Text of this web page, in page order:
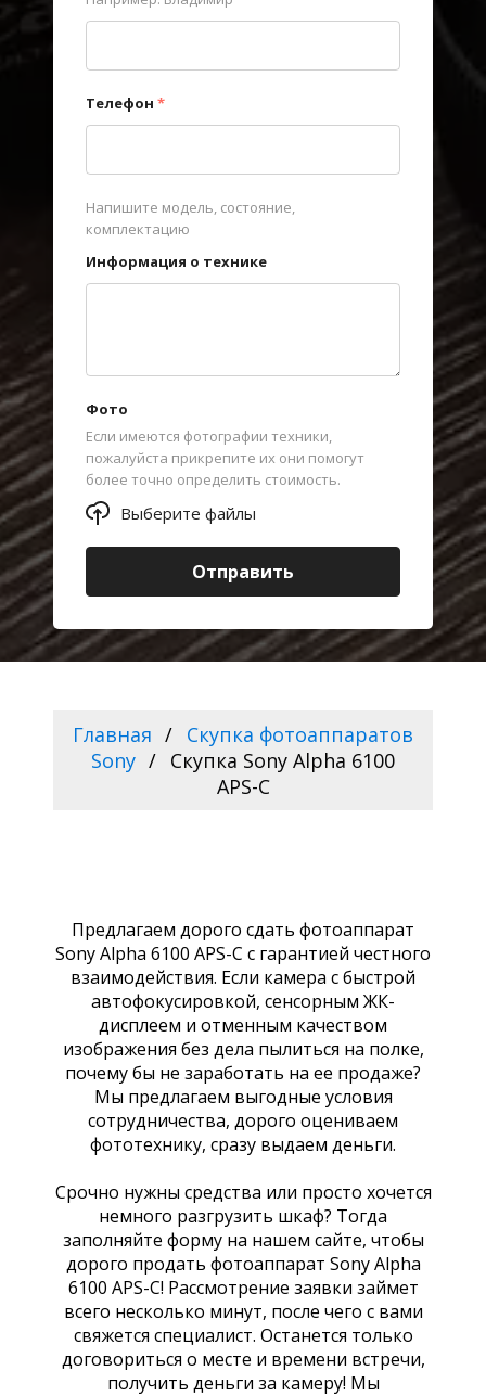
Телефон *
Напишите модель, состояние,
комплектацию
Информация о технике
Фото
Если имеются фотографии техники,
пожалуйста прикрепите их они помогут
более точно определить стоимость.
Выберите файлы
Отправить
Главная
Скупка фотоаппаратов
Sony
Скупка Sony Alpha 6100
APS-C
Предлагаем дорого сдать фотоаппарат
Sony Alpha 6100 APS-C с гарантией честного
взаимодействия. Если камера с быстрой
автофокусировкой, сенсорным ЖК-
дисплеем и отменным качеством
изображения без дела пылиться на полке,
почему бы не заработать на ее продаже?
Мы предлагаем выгодные условия
сотрудничества, дорого оцениваем
фототехнику, сразу выдаем деньги.
Срочно нужны средства или просто хочется
немного разгрузить шкаф? Тогда
заполняйте форму на нашем сайте, чтобы
дорого продать фотоаппарат Sony Alpha
6100 APS-C! Рассмотрение заявки займет
всего несколько минут, после чего с вами
свяжется специалист. Останется только
договориться о месте и времени встречи,
получить деньги за камеру! Мы